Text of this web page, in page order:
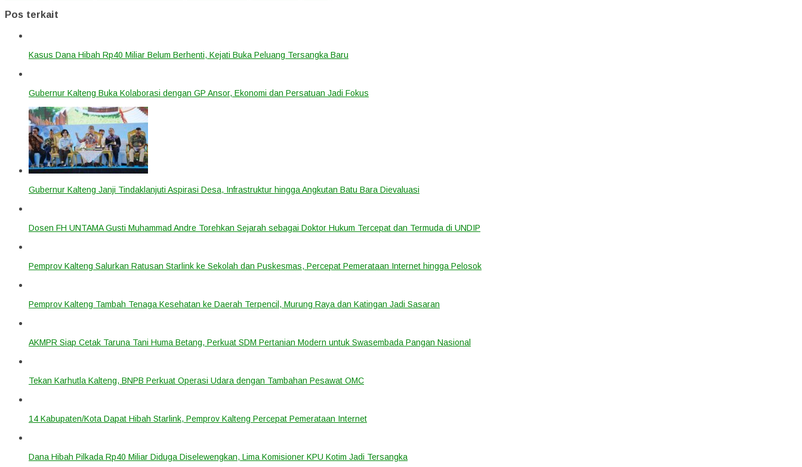
Pos terkait
Kasus Dana Hibah Rp40 Miliar Belum Berhenti, Kejati Buka Peluang Tersangka Baru
Gubernur Kalteng Buka Kolaborasi dengan GP Ansor, Ekonomi dan Persatuan Jadi Fokus
Gubernur Kalteng Janji Tindaklanjuti Aspirasi Desa, Infrastruktur hingga Angkutan Batu Bara Dievaluasi
Dosen FH UNTAMA Gusti Muhammad Andre Torehkan Sejarah sebagai Doktor Hukum Tercepat dan Termuda di UNDIP
Pemprov Kalteng Salurkan Ratusan Starlink ke Sekolah dan Puskesmas, Percepat Pemerataan Internet hingga Pelosok
Pemprov Kalteng Tambah Tenaga Kesehatan ke Daerah Terpencil, Murung Raya dan Katingan Jadi Sasaran
AKMPR Siap Cetak Taruna Tani Huma Betang, Perkuat SDM Pertanian Modern untuk Swasembada Pangan Nasional
Tekan Karhutla Kalteng, BNPB Perkuat Operasi Udara dengan Tambahan Pesawat OMC
14 Kabupaten/Kota Dapat Hibah Starlink, Pemprov Kalteng Percepat Pemerataan Internet
Dana Hibah Pilkada Rp40 Miliar Diduga Diselewengkan, Lima Komisioner KPU Kotim Jadi Tersangka